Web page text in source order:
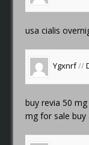
usa cialis
Ygxnrf//
buy revia 50
mg for sale buy